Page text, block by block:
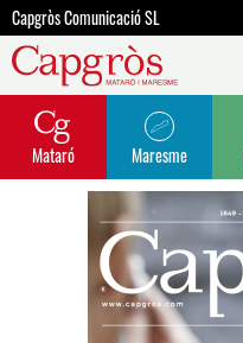
Capgròs Comunicació SL
Mataró Maresme